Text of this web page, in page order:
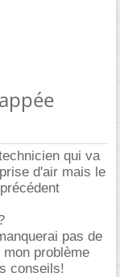
qui va
d'air mais le
pas de
problème
conseils!